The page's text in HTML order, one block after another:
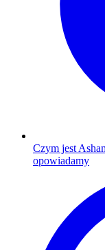
Czym jest
opowiadamy